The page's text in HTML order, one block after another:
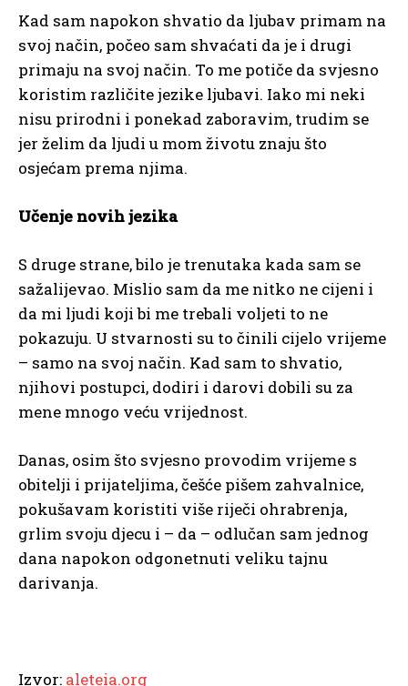
Kad sam napokon shvatio da ljubav primam na
svoj način, počeo sam shvaćati da je i drugi
primaju na svoj način. To me potiče da svjesno
koristim različite jezike ljubavi. Iako mi neki
nisu prirodni i ponekad zaboravim, trudim se
jer želim da ljudi u mom životu znaju što
osjećam prema njima.
Učenje novih jezika
S druge strane, bilo je trenutaka kada sam se
sažalijevao. Mislio sam da me nitko ne cijeni i
da mi ljudi koji bi me trebali voljeti to ne
pokazuju. U stvarnosti su to činili cijelo vrijeme
– samo na svoj način. Kad sam to shvatio,
njihovi postupci, dodiri i darovi dobili su za
mene mnogo veću vrijednost.
Danas, osim što svjesno provodim vrijeme s
obitelji i prijateljima, češće pišem zahvalnice,
pokušavam koristiti više riječi ohrabrenja,
grlim svoju djecu i – da – odlučan sam jednog
dana napokon odgonetnuti veliku tajnu
darivanja.
Izvor: aleteia.org